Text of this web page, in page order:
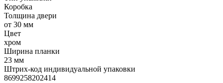
Коробка
Толщина двери
от 30 мм
Цвет
хром
Ширина планки
23 мм
Штрих-код индивидуальной упаковки
8699258202414